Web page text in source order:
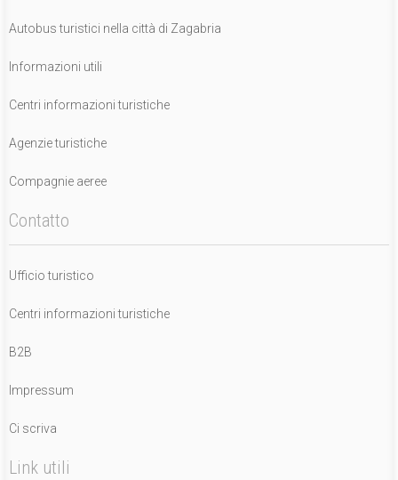
Autobus turistici nella città di Zagabria
Informazioni utili
Centri informazioni turistiche
Agenzie turistiche
Compagnie aeree
Contatto
Ufficio turistico
Centri informazioni turistiche
B2B
Impressum
Ci scriva
Link utili